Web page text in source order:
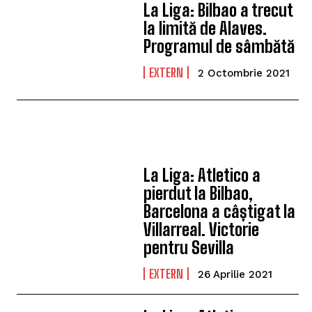
La Liga: Bilbao a trecut
la limită de Alaves.
Programul de sâmbătă
EXTERN 2 Octombrie 2021
La Liga: Atletico a
pierdut la Bilbao,
Barcelona a câștigat la
Villarreal. Victorie
pentru Sevilla
EXTERN 26 Aprilie 2021